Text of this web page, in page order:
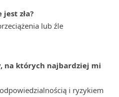
zła?
lub źle
na których najbardziej mi
i ryzykiem